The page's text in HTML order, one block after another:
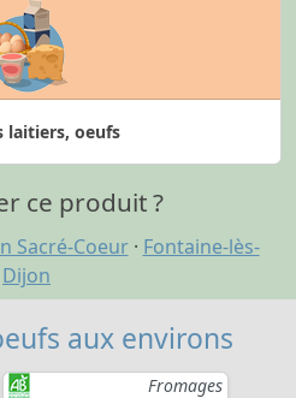
laitiers, oeufs
ce produit ?
Sacré-Coeur· Fontaine-lès-
Dijon
aux environs
Fromages